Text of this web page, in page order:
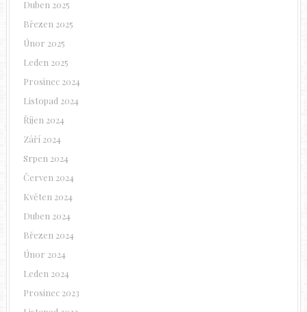
Duben 2025
Březen 2025
Únor 2025
Leden 2025
Prosinec 2024
Listopad 2024
Říjen 2024
Září 2024
Srpen 2024
Červen 2024
Květen 2024
Duben 2024
Březen 2024
Únor 2024
Leden 2024
Prosinec 2023